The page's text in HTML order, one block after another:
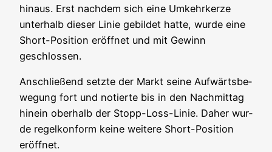
hin­aus. Erst nach­dem sich eine Umkehr­ker­ze
unter­halb die­ser Linie gebil­det hat­te, wur­de eine
Short-Posi­ti­on eröff­net und mit Gewinn
geschlossen.
Anschlie­ßend setz­te der Markt sei­ne Auf­wärts­be­
we­gung fort und notier­te bis in den Nach­mit­tag
hin­ein ober­halb der Stopp-Loss-Linie. Daher wur­
de regel­kon­form kei­ne wei­te­re Short-Posi­ti­on
eröffnet.